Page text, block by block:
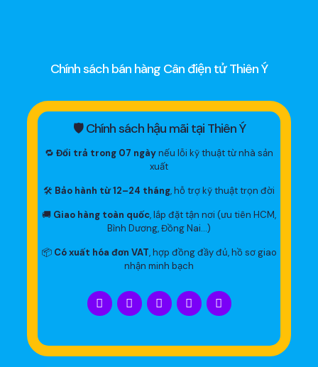
Chính sách bán hàng Cân điện tử Thiên Ý
🛡 Chính sách hậu mãi tại Thiên Ý
🔁 Đổi trả trong 07 ngàynếu lỗi kỹ thuật từ nhà sản
xuất
🛠 Bảo hành từ 12–24 tháng, hỗ trợ kỹ thuật trọn đời
🚚 Giao hàng toàn quốc, lắp đặt tận nơi (ưu tiên HCM,
Bình Dương, Đồng Nai…)
📦 Có xuất hóa đơn VAT, hợp đồng đầy đủ, hồ sơ giao
nhận minh bạch